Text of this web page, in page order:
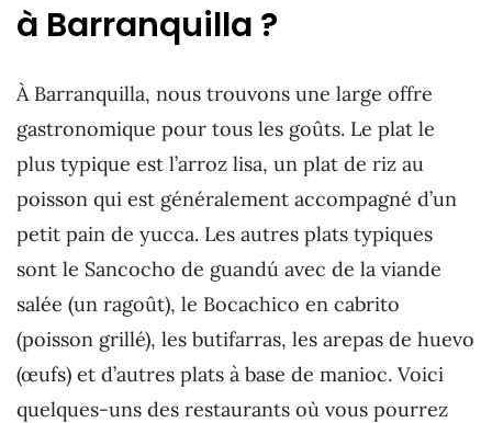
à Barranquilla ?
À Barranquilla, nous trouvons une large offre
gastronomique pour tous les goûts. Le plat le
plus typique est l’arroz lisa, un plat de riz au
poisson qui est généralement accompagné d’un
petit pain de yucca. Les autres plats typiques
sont le Sancocho de guandú avec de la viande
salée (un ragoût), le Bocachico en cabrito
(poisson grillé), les butifarras, les arepas de huevo
(œufs) et d’autres plats à base de manioc. Voici
quelques-uns des restaurants où vous pourrez